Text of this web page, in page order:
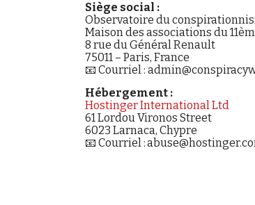
Siège social :
Observatoire du
Maison des associations du
8 rue du Général Renault
75011 – Paris, France
📧 Courriel :
Hébergement :
Hostinger International Ltd
61 Lordou Vironos Street
6023 Larnaca, Chypre
📧 Courriel :